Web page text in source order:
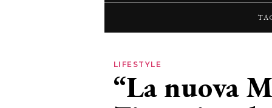
LIFESTYLE
“La nuova